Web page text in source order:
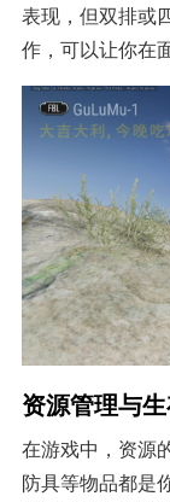
表现，但双排或
作，可以让你在
资源管理与
在游戏中，资源
防具等物品都是